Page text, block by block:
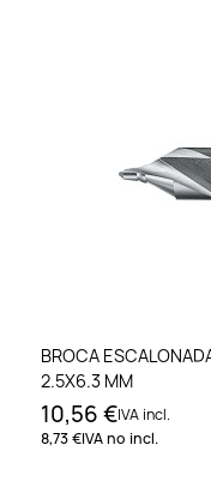
BROCA
2.5X6.3 MM
10,56 €IVA incl.
8,73 €IVA no incl.